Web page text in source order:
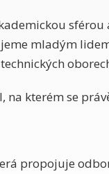
mladým
kterém se
propojuje